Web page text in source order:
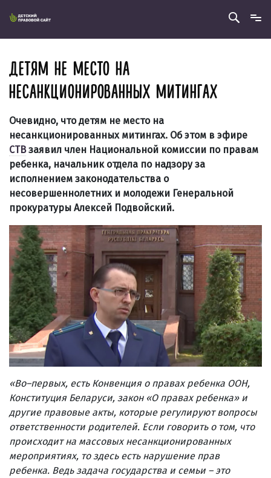
ДЕТЯМ НЕ МЕСТО НА
НЕСАНКЦИОНИРОВАННЫХ МИТИНГАХ
Очевидно, что детям не место на
несанкционированных митингах. Об этом в эфире
СТВзаявил член Национальной комиссии по правам
ребенка, начальник отдела по надзору за
исполнением законодательства о
несовершеннолетних и молодежи Генеральной
прокуратуры Алексей Подвойский.
«Во–первых, есть Конвенция о правах ребенка ООН,
Конституция Беларуси, закон «О правах ребенка» и
другие правовые акты, которые регулируют вопросы
ответственности родителей. Если говорить о том, что
происходит на массовых несанкционированных
мероприятиях, то здесь есть нарушение прав
ребенка. Ведь задача государства и семьи – это